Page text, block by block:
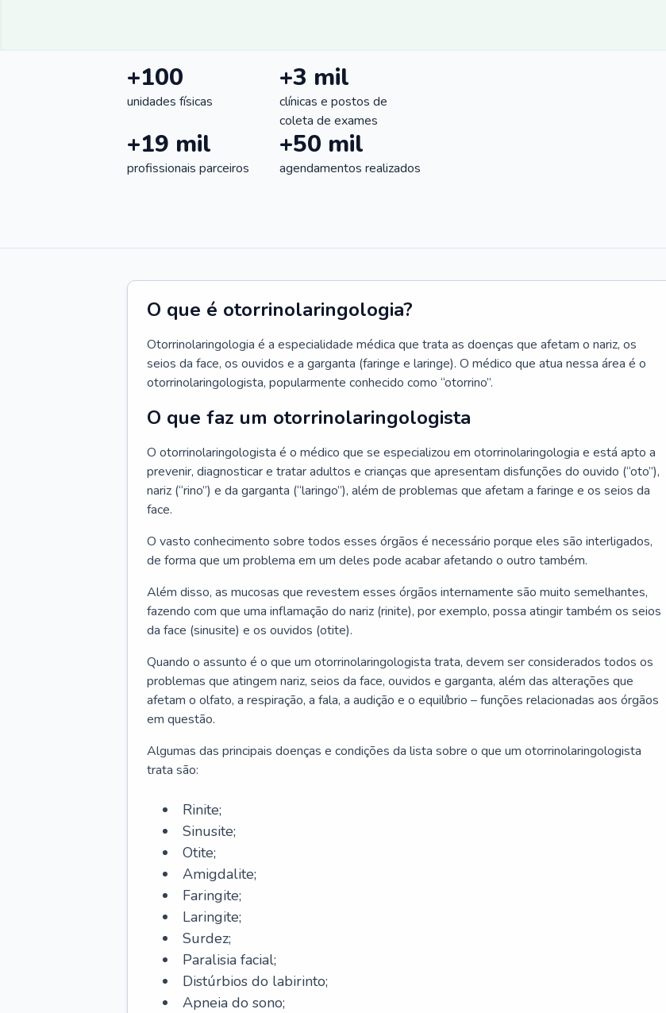
+100
unidades físicas
+3 mil
clínicas e postos de
coleta de exames
+19 mil
profissionais parceiros
+50 mil
agendamentos realizados
O que é otorrinolaringologia?
Otorrinolaringologia é a especialidade médica que trata as doenças que afetam o nariz, os
seios da face, os ouvidos e a garganta (faringe e laringe). O médico que atua nessa área é o
otorrinolaringologista, popularmente conhecido como “otorrino”.
O que faz um otorrinolaringologista
O otorrinolaringologista é o médico que se especializou em otorrinolaringologia e está apto a
prevenir, diagnosticar e tratar adultos e crianças que apresentam disfunções do ouvido (“oto”),
nariz (“rino”) e da garganta (“laringo”), além de problemas que afetam a faringe e os seios da
face.
O vasto conhecimento sobre todos esses órgãos é necessário porque eles são interligados,
de forma que um problema em um deles pode acabar afetando o outro também.
Além disso, as mucosas que revestem esses órgãos internamente são muito semelhantes,
fazendo com que uma inflamação do nariz (rinite), por exemplo, possa atingir também os seios
da face (sinusite) e os ouvidos (otite).
Quando o assunto é o que um otorrinolaringologista trata, devem ser considerados todos os
problemas que atingem nariz, seios da face, ouvidos e garganta, além das alterações que
afetam o olfato, a respiração, a fala, a audição e o equilíbrio – funções relacionadas aos órgãos
em questão.
Algumas das principais doenças e condições da lista sobre o que um otorrinolaringologista
trata são:
Rinite;
Sinusite;
Otite;
Amigdalite;
Faringite;
Laringite;
Surdez;
Paralisia facial;
Distúrbios do labirinto;
Apneia do sono;